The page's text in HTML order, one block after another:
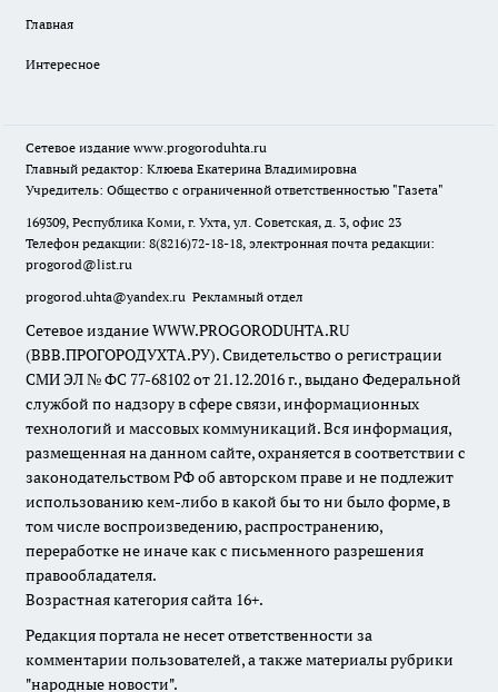
Главная
Интересное
Сетевое издание www.progoroduhta.ru
Главный редактор: Клюева Екатерина Владимировна
Учредитель: Общество с ограниченной ответственностью "Газета"
169309, Республика Коми, г. Ухта, ул. Советская, д. 3, офис 23
Телефон редакции: 8(8216)72-18-18, электронная почта редакции:
progorod@list.ru
progorod.uhta@yandex.ru Рекламный отдел
Сетевое издание WWW.PROGORODUHTA.RU
(ВВВ.ПРОГОРОДУХТА.РУ). Свидетельство о регистрации
СМИ ЭЛ № ФС 77-68102 от 21.12.2016 г., выдано Федеральной
службой по надзору в сфере связи, информационных
технологий и массовых коммуникаций. Вся информация,
размещенная на данном сайте, охраняется в соответствии с
законодательством РФ об авторском праве и не подлежит
использованию кем-либо в какой бы то ни было форме, в
том числе воспроизведению, распространению,
переработке не иначе как с письменного разрешения
правообладателя.
Возрастная категория сайта 16+.
Редакция портала не несет ответственности за
комментарии пользователей, а также материалы рубрики
"народные новости".